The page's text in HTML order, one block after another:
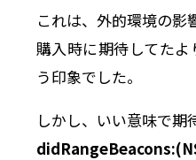
これは、外的環境の影
購入時に期待してた
う印象でした。
しかし、いい意味で期